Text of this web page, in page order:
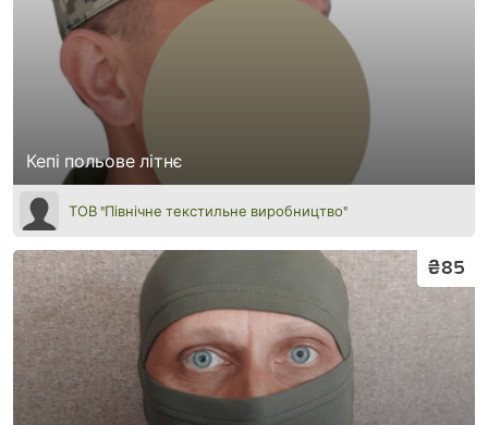
Кепі польове літнє
ТОВ "Північне текстильне виробництво"
₴85